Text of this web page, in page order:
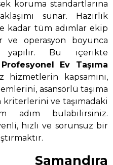
koruma standartlarına
sunar. Hazırlık
kadar tüm adımlar ekip
ve operasyon boyunca
yapılır. Bu içerikte
Ev Taşıma
hizmetlerin kapsamını,
asansörlü taşıma
kriterlerini ve taşımadaki
adım bulabilirsiniz.
hızlı ve sorunsuz bir